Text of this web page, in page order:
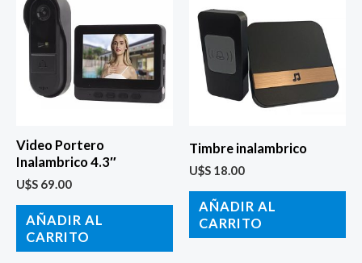
Video Portero
Inalambrico 4.3″
U$S 69.00
AÑADIR AL
CARRITO
Timbre inalambrico
U$S 18.00
AÑADIR AL
CARRITO